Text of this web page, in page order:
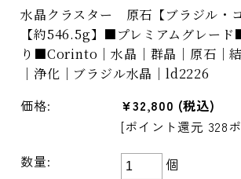
水晶クラスター 原石【ブラジル・コ
【約546.5g】■プレミアムグレー
り■Corinto｜水晶｜群晶｜原石｜
｜浄化｜ブラジル水晶｜ld2226
価格: ¥32,800 (税込)
[ポイント還元 328
数量:
個